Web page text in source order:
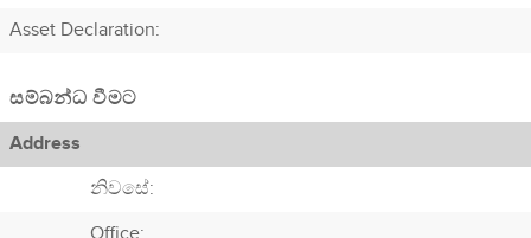
Asset Declaration:
සම්බන්ධ වීමට
Address
නිවසේ: